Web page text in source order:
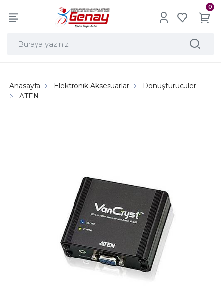
0
Anasayfa Elektronik Aksesuarlar
Dönüştürücüler
ATEN